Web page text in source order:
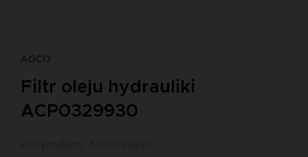
AGCO
Filtr oleju hydrauliki
ACP0329930